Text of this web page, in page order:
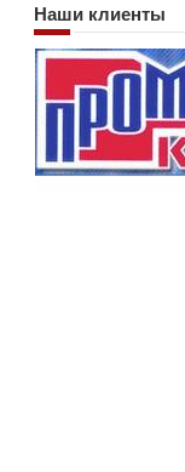
Наши клиенты